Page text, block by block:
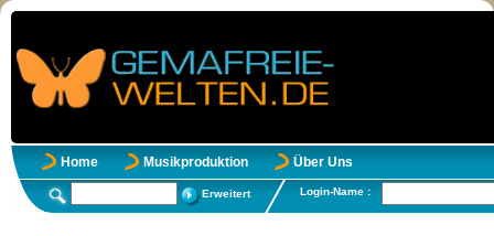
Home Musikproduktion Über Uns
Erweitert Login-Name :